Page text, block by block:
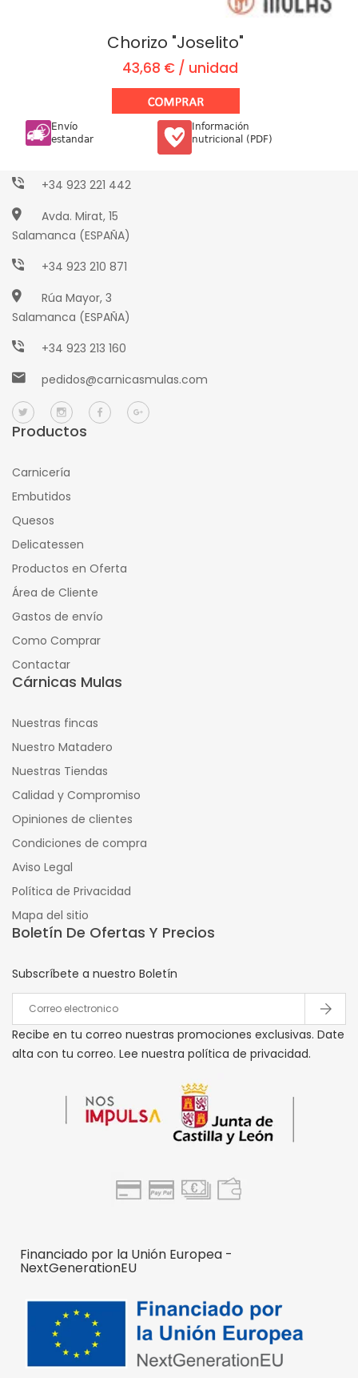
Chorizo "Joselito"
43,68 € / unidad
Envío
estandar
Información
nutricional (PDF)
Paseo Torres Villarroel, 2
+34 923 221 442
Avda. Mirat, 15
Salamanca (ESPAÑA)
+34 923 210 871
Rúa Mayor, 3
Salamanca (ESPAÑA)
+34 923 213 160
pedidos@carnicasmulas.com
Productos
Carnicería
Embutidos
Quesos
Delicatessen
Productos en Oferta
Área de Cliente
Gastos de envío
Como Comprar
Contactar
Cárnicas Mulas
Nuestras fincas
Nuestro Matadero
Nuestras Tiendas
Calidad y Compromiso
Opiniones de clientes
Condiciones de compra
Aviso Legal
Política de Privacidad
Mapa del sitio
Boletín De Ofertas Y Precios
Subscríbete a nuestro Boletín
Recibe en tu correo nuestras promociones exclusivas. Date
alta con tu correo. Lee nuestra política de privacidad.
Financiado por la Unión Europea -
NextGenerationEU